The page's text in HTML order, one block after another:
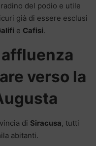
del podio e utile
già di essere esclusi
e Cafisi.
verso la
di Siracusa, tutti
abitanti.